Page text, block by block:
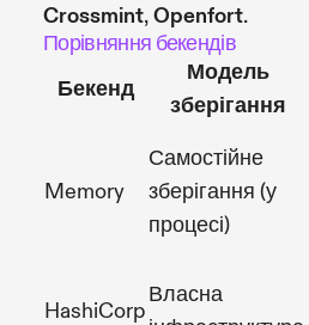
Crossmint,Openfort.
Порівняння бекендів
Бекенд
Модель
зберігання
Memory
Самостійне
зберігання (у
процесі)
HashiCorp
Власна